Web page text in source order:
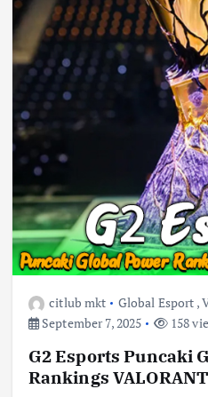
citlub mkt Global Esport ,
September 7, 2025
158
G2 Esports Puncaki
Rankings